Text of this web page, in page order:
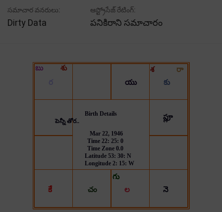
సమాచార వనరులు:
Dirty Data
ఆస్ట్రోసేజ్ రేటింగ్:
పనికిరాని సమాచారం